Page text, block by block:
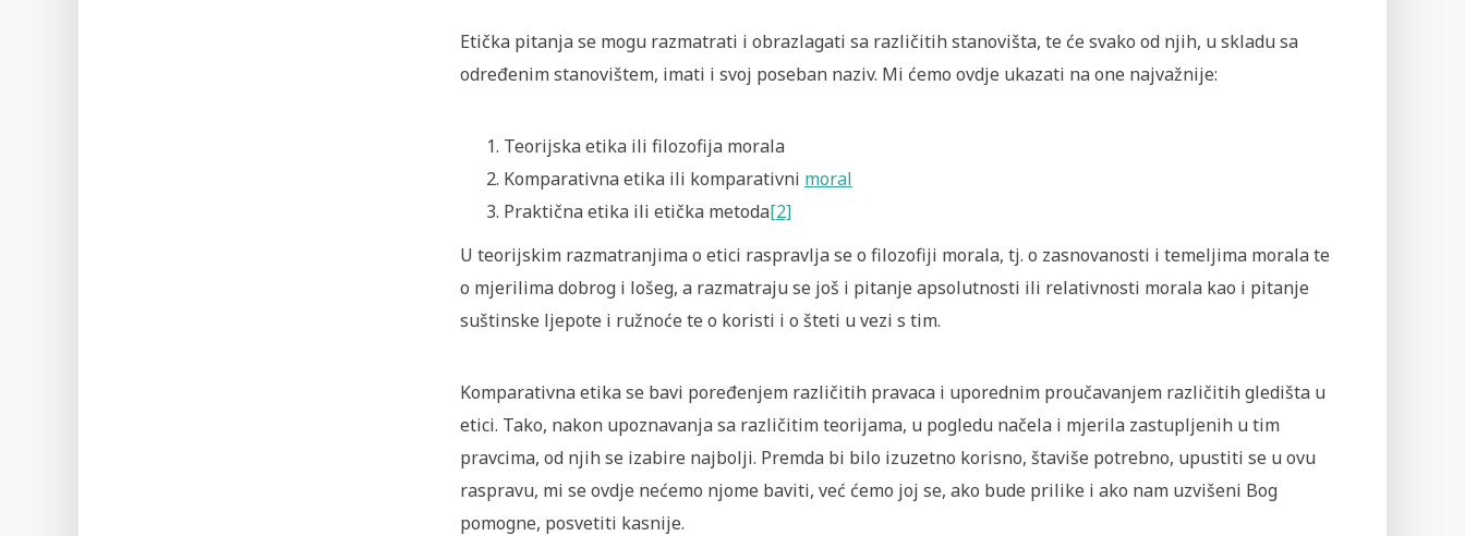
Etička pitanja se mogu razmatrati i obrazlagati sa različitih stanovišta, te će svako od njih, u skladu sa
određenim stanovištem, imati i svoj poseban naziv. Mi ćemo ovdje ukazati na one najvažnije:
Teorijska etika ili filozofija morala
Komparativna etika ili komparativni moral
Praktična etika ili etička metoda[2]
U teorijskim razmatranjima o etici raspravlja se o filozofiji morala, tj. o zasnovanosti i temeljima morala te
o mjerilima dobrog i lošeg, a razmatraju se još i pitanje apsolutnosti ili relativnosti morala kao i pitanje
suštinske ljepote i ružnoće te o koristi i o šteti u vezi s tim.
Komparativna etika se bavi poređenjem različitih pravaca i uporednim proučavanjem različitih gledišta u
etici. Tako, nakon upoznavanja sa različitim teorijama, u pogledu načela i mjerila zastupljenih u tim
pravcima, od njih se izabire najbolji. Premda bi bilo izuzetno korisno, štaviše potrebno, upustiti se u ovu
raspravu, mi se ovdje nećemo njome baviti, već ćemo joj se, ako bude prilike i ako nam uzvišeni Bog
pomogne, posvetiti kasnije.